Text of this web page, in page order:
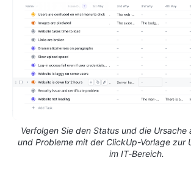
Verfolgen Sie den Status und die Ursache
und Probleme mit der ClickUp-Vorlage zur
im IT-Bereich.